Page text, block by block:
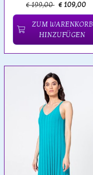
€ 199,00 € 109,00
ZUM WARENKORB
HINZUFÜGEN